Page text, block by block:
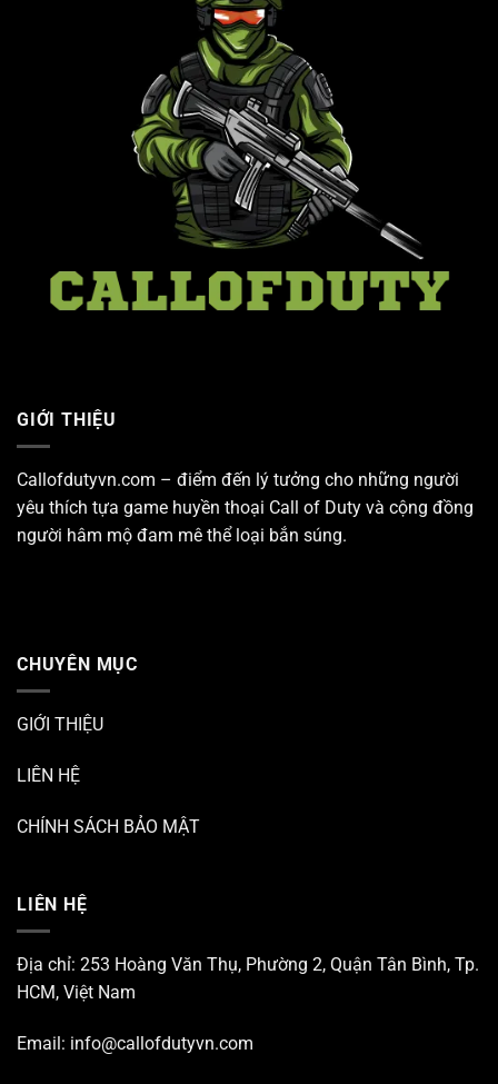
GIỚI THIỆU
Callofdutyvn.com – điểm đến lý tưởng cho những người
yêu thích tựa game huyền thoại Call of Duty và cộng đồng
người hâm mộ đam mê thể loại bắn súng.
CHUYÊN MỤC
GIỚI THIỆU
LIÊN HỆ
CHÍNH SÁCH BẢO MẬT
LIÊN HỆ
Địa chỉ: 253 Hoàng Văn Thụ, Phường 2, Quận Tân Bình, Tp.
HCM, Việt Nam
Email: info@callofdutyvn.com